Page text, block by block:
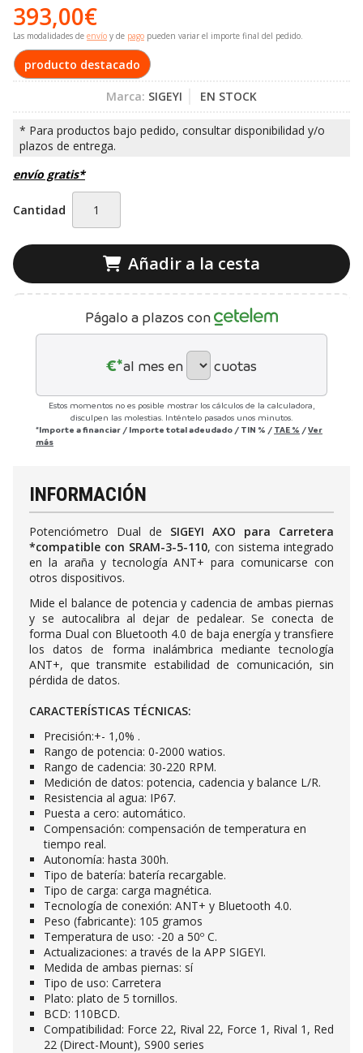
393,00€
Las modalidades de envío y de pago pueden variar el importe final del pedido.
producto destacado
Marca: SIGEYI EN STOCK
envío gratis*
Cantidad
Añadir a la cesta
Págalo a plazos con
€*al mes en cuotas
Estos momentos no es posible mostrar los cálculos de la calculadora,
disculpen las molestias. Inténtelo pasados unos minutos.
*Importe a financiar / Importe total adeudado / TIN % / TAE % /Ver
más
INFORMACIÓN
Potenciómetro Dual de SIGEYI AXO para Carretera
*compatible con SRAM-3-5-110, con sistema integrado
en la araña y tecnología ANT+ para comunicarse con
otros dispositivos.
Mide el balance de potencia y cadencia de ambas piernas
y se autocalibra al dejar de pedalear. Se conecta de
forma Dual con Bluetooth 4.0 de baja energía y transfiere
los datos de forma inalámbrica mediante tecnología
ANT+, que transmite estabilidad de comunicación, sin
pérdida de datos.
CARACTERÍSTICAS TÉCNICAS:
Precisión:+- 1,0% .
Rango de potencia: 0-2000 watios.
Rango de cadencia: 30-220 RPM.
Medición de datos: potencia, cadencia y balance L/R.
Resistencia al agua: IP67.
Puesta a cero: automático.
Compensación: compensación de temperatura en
tiempo real.
Autonomía: hasta 300h.
Tipo de batería: batería recargable.
Tipo de carga: carga magnética.
Tecnología de conexión: ANT+ y Bluetooth 4.0.
Peso (fabricante): 105 gramos
Temperatura de uso: -20 a 50º C.
Actualizaciones: a través de la APP SIGEYI.
Medida de ambas piernas: sí
Tipo de uso: Carretera
Plato: plato de 5 tornillos.
BCD: 110BCD.
Compatibilidad: Force 22, Rival 22, Force 1, Rival 1, Red
22 (Direct-Mount), S900 series